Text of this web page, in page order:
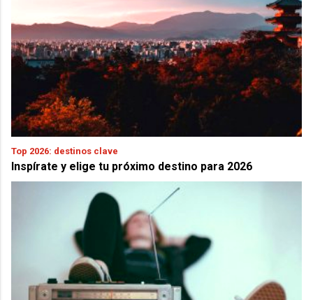
Top 2026: destinos clave
Inspírate y elige tu próximo destino para 2026